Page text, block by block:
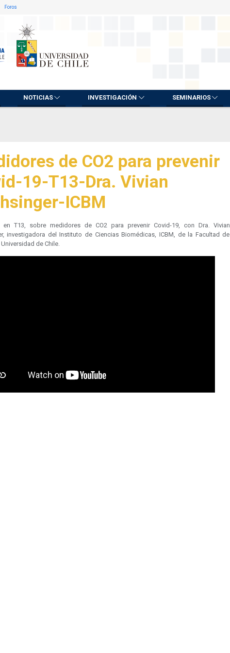
Foros
NOTICIAS INVESTIGACIÓN SEMINARIOS
de CO2 para prevenir
19-T13-Dra. Vivian
ICBM
en T13, sobre medidores de CO2 para prevenir Covid-19, con Dra. Vivian
investigadora del Instituto de Ciencias Biomédicas, ICBM, de la Facultad de
de Chile.